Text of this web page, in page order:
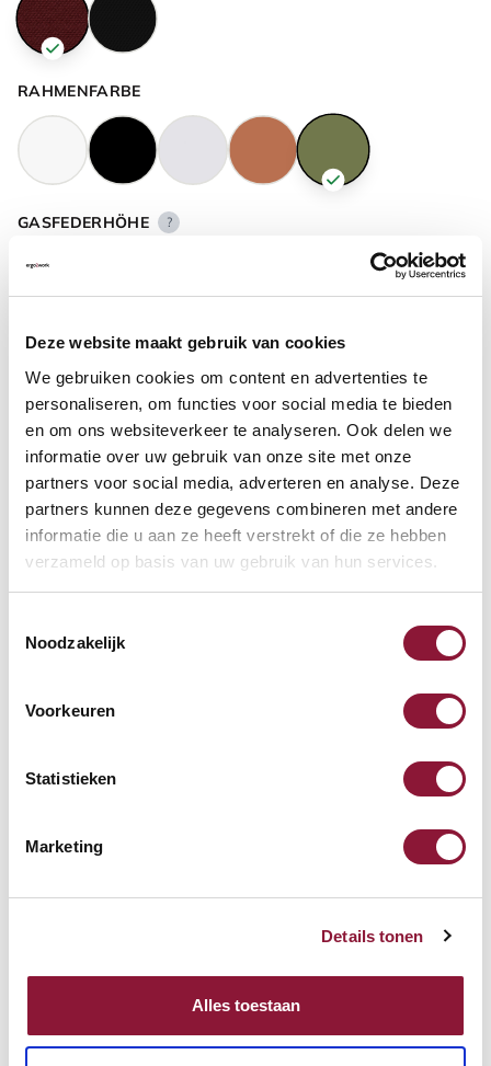
Deze website maakt gebruik van cookies
We gebruiken cookies om content en advertenties te
personaliseren, om functies voor social media te bieden
en om ons websiteverkeer te analyseren. Ook delen we
informatie over uw gebruik van onze site met onze
partners voor social media, adverteren en analyse. Deze
partners kunnen deze gegevens combineren met andere
informatie die u aan ze heeft verstrekt of die ze hebben
verzameld op basis van uw gebruik van hun services.
Noodzakelijk
Voorkeuren
Statistieken
Marketing
Details tonen
Alles toestaan
RAHMENFARBE
GASFEDERHÖHE ?
FUSSRING ?
FUSSRING AUS POLIERTEM ALUMINIUM ?
Verfügbar
Auf der Suche nach Stückzahlen? Machen Sie Ihren Arbeitsplatz
komplett und fordern Sie direkt ein individuelles Angebot an.